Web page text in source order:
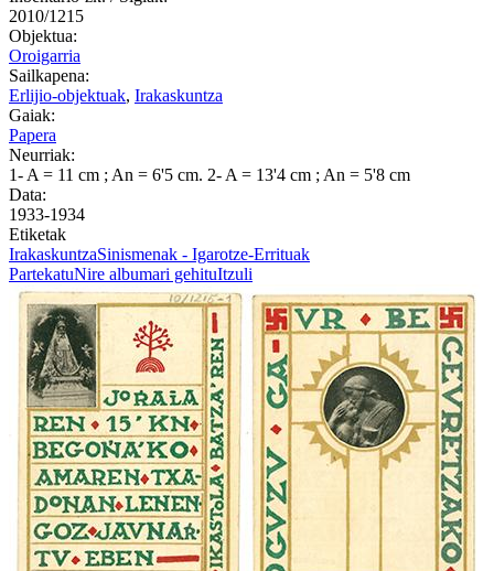
2010/1215
Objektua:
Oroigarria
Sailkapena:
Erlijio-objektuak, Irakaskuntza
Gaiak:
Papera
Neurriak:
1- A = 11 cm ; An = 6'5 cm. 2- A = 13'4 cm ; An = 5'8 cm
Data:
1933-1934
Etiketak
IrakaskuntzaSinismenak - Igarotze-Errituak
PartekatuNire albumari gehituItzuli